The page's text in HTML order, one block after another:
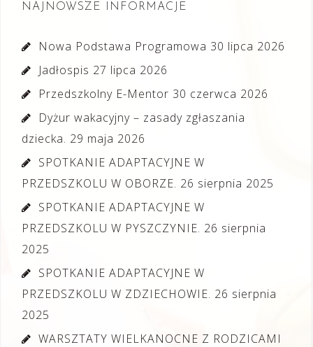
NAJNOWSZE INFORMACJE
Nowa Podstawa Programowa 30 lipca 2026
Jadłospis 27 lipca 2026
Przedszkolny E-Mentor 30 czerwca 2026
Dyżur wakacyjny – zasady zgłaszania
dziecka. 29 maja 2026
SPOTKANIE ADAPTACYJNE W
PRZEDSZKOLU W OBORZE. 26 sierpnia 2025
SPOTKANIE ADAPTACYJNE W
PRZEDSZKOLU W PYSZCZYNIE. 26 sierpnia
2025
SPOTKANIE ADAPTACYJNE W
PRZEDSZKOLU W ZDZIECHOWIE. 26 sierpnia
2025
WARSZTATY WIELKANOCNE Z RODZICAMI